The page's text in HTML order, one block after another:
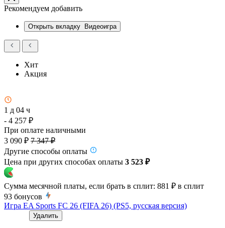
Рекомендуем добавить
Открыть вкладку Видеоигра
Хит
Акция
1 д 04 ч
- 4 257 ₽
При оплате наличными
3 090 ₽ 7 347 ₽
Другие способы оплаты
Цена при других способах оплаты 3 523 ₽
Сумма месячной платы, если брать в сплит: 881 ₽ в сплит
93 бонусов
Игра EA Sports FC 26 (FIFA 26) (PS5, русская версия)
Удалить